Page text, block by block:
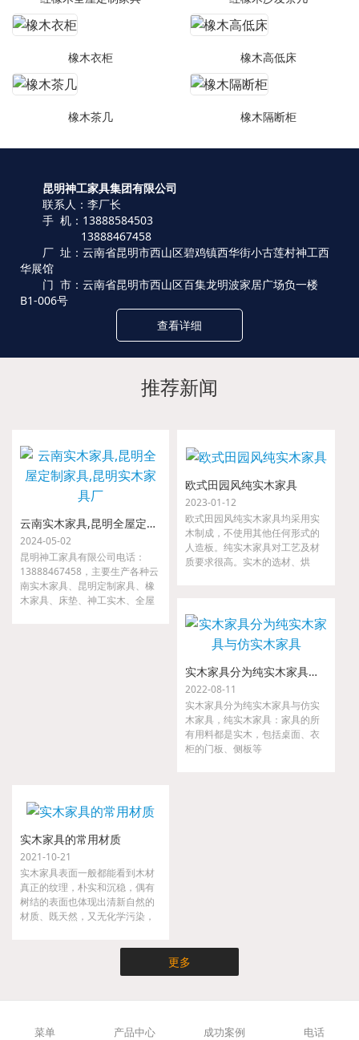
橡木衣柜 橡木高低床
橡木茶几 橡木隔断柜
昆明神工家具集团有限公司
联系人：李厂长
手 机：13888584503
13888467458
厂 址：云南省昆明市西山区碧鸡镇西华街小古莲村神工西
华展馆
门 市：云南省昆明市西山区百集龙明波家居广场负一楼
B1-006号
查看详细
推荐新闻
云南实木家具,昆明全屋定制家具,昆明实木家具厂
2024-05-02
昆明神工家具有限公司电话：
13888467458，主要生产各种云
南实木家具、昆明定制家具、橡
木家具、床垫、神工实木、全屋
欧式田园风纯实木家具
2023-01-12
欧式田园风纯实木家具均采用实
木制成，不使用其他任何形式的
人造板。纯实木家具对工艺及材
质要求很高。实木的选材、烘
象，大则整套家具变形，以至无
法使用。
实木家具分为纯实木家具与仿实木家具
2022-08-11
实木家具分为纯实木家具与仿实
木家具，纯实木家具：家具的所
有用料都是实木，包括桌面、衣
柜的门板、侧板等
实木家具的常用材质
2021-10-21
实木家具表面一般都能看到木材
真正的纹理，朴实和沉稳，偶有
树结的表面也体现出清新自然的
材质、既天然，又无化学污染，
现代都市人崇尚大自然的家具。
更多
菜单 产品中心 成功案例 电话